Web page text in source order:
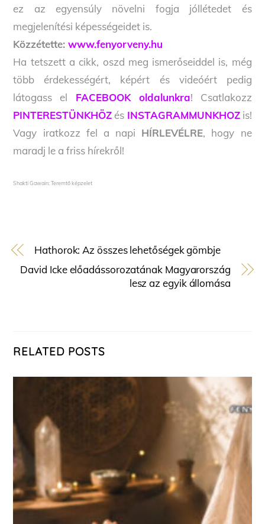
ez az egyensúly növelni fogja jóllétedet és
megjelenítési képességeidet is.
Közzétette:www.fenyorveny.hu
Ha tetszett a cikk, oszd meg ismerőseiddel is, még
több érdekességért, képért és videóért pedig
látogass el FACEBOOK oldalunkra! Csatlakozz
PINTERESTÜNKHÖZ és INSTAGRAMMUNKHOZis!
Vagy iratkozz fel a napi HÍRLEVÉLRE, hogy ne
maradj le a friss hírekről!
Shakti Gawain: Teremtő képzelet
Hathorok: Az összes lehetőségek gömbje
David Icke előadássorozatának Magyarország
lesz az egyik állomása
RELATED POSTS